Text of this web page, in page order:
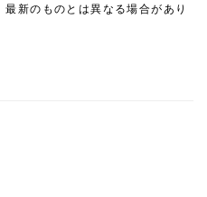
新のものとは異なる場合があり